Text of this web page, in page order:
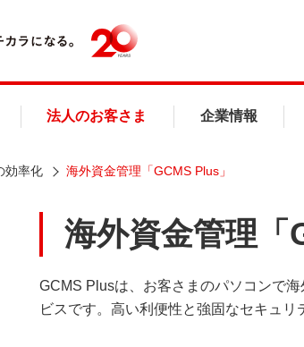
法人のお客さま 企業情報
効率化 海外資金管理「GCMS Plus」
海外資金管理「
GCMS Plusは、お客さまのパソコンで
ビスです。高い利便性と強固なセキュ